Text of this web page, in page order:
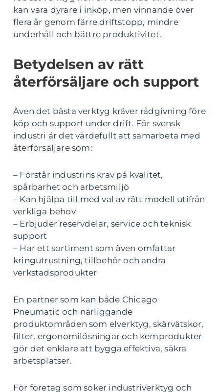
kan vara dyrare i inköp, men vinnande över
flera år genom färre driftstopp, mindre
underhåll och bättre produktivitet.
Betydelsen av rätt
återförsäljare och support
Även det bästa verktyg kräver rådgivning före
köp och support under drift. För svensk
industri är det värdefullt att samarbeta med
återförsäljare som:
– Förstår industrins krav på kvalitet,
spårbarhet och arbetsmiljö
– Kan hjälpa till med val av rätt modell utifrån
verkliga behov
– Erbjuder reservdelar, service och teknisk
support
– Har ett sortiment som även omfattar
kringutrustning, tillbehör och andra
verkstadsprodukter
En partner som kan både Chicago
Pneumatic och närliggande
produktområden som elverktyg, skärvätskor,
filter, ergonomilösningar och kemprodukter
gör det enklare att bygga effektiva, säkra
arbetsplatser.
För företag som söker industriverktyg och